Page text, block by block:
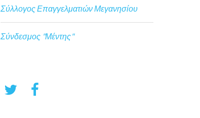
Σύλλογος Επαγγελματιών Μεγανησίου
Σύνδεσμος "Μέντης"